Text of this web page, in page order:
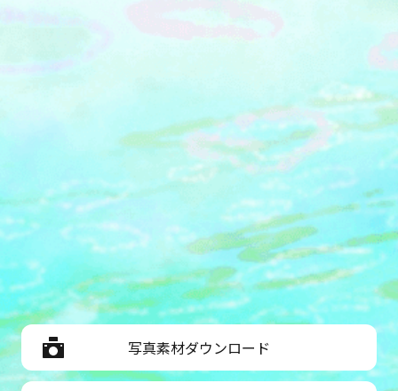
写真素材ダウンロード